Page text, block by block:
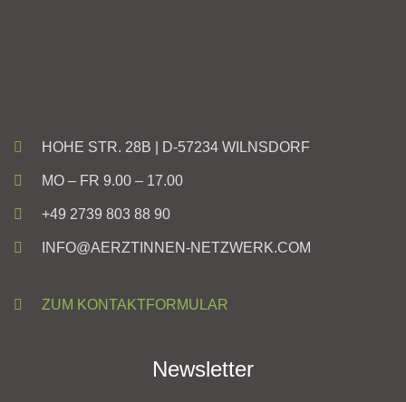
HOHE STR. 28B | D-57234 WILNSDORF
MO – FR 9.00 – 17.00
+49 2739 803 88 90
INFO@AERZTINNEN-NETZWERK.COM
ZUM KONTAKTFORMULAR
Newsletter